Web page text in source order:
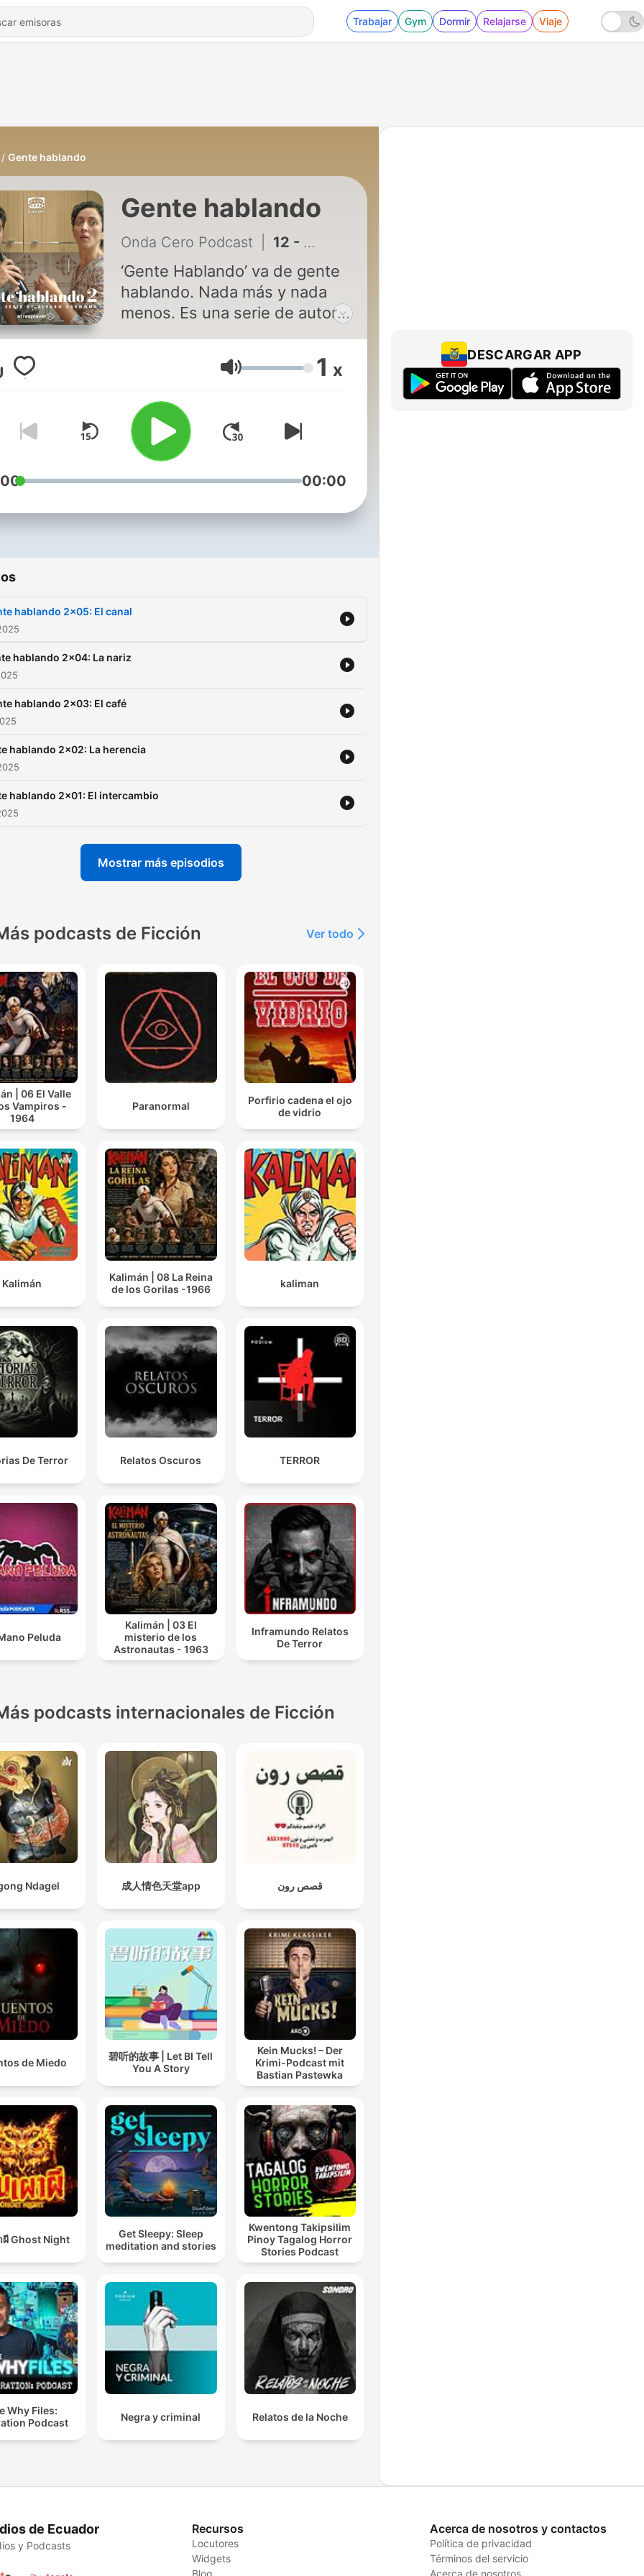
Trabajar Gym Dormir Relajarse Viaje
Gente hablando
Gente hablando
Onda Cero Podcast 12 - Gente hablando 2x05: El canal
‘Gente Hablando’ va de gente
hablando. Nada más y nada
menos. Es una serie de autor
por supuesto, dirección, donde
las conversaciones realistas
desnudan con naturalidad las
contradicciones de cada uno
de ello y dejan espacio para la
reflexión del
Carmona
Volumen 1 x
00:00
hablando 2x05: El canal
hablando 2x04: La nariz
hablando 2x03: El café
hablando 2x02: La herencia
hablando 2x01: El intercambio
Mostrar más episodios
podcasts de Ficción Ver todo
| 06 El Valle
Vampiros -
1964
Paranormal
Porfirio cadena el ojo
de vidrio
Kalimán
Kalimán | 08 La Reina
de los Gorilas -1966
kaliman
De Terror Relatos Oscuros TERROR
Peluda
Kalimán | 03 El
misterio de los
Astronautas - 1963
Inframundo Relatos
De Terror
podcasts internacionales de Ficción
Ndagel 成人情色天堂app قصص رون
de Miedo
碧听的故事 | Let BI Tell
You A Story
Kein Mucks! – Der
Krimi-Podcast mit
Bastian Pastewka
ผี Ghost Night
Get Sleepy: Sleep
meditation and stories
Kwentong Takipsilim
Pinoy Tagalog Horror
Stories Podcast
Why Files:
Podcast
Negra y criminal Relatos de la Noche
DESCARGAR APP
de Ecuador
y Podcasts
Recursos
Locutores
Widgets
Blog
Acerca de nosotros y contactos
Política de privacidad
Términos del servicio
Acerca de nosotros